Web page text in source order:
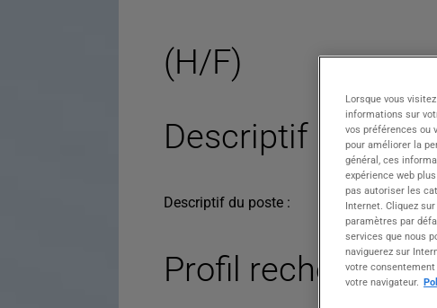
(H/F)
Descriptif du
Descriptif du poste :
Profil recherché
Lorsque vous
informations sur
vos préférences ou
pour améliorer la
général, ces
expérience web
pas autoriser les
Internet. Cliquez
paramètres par
services que nous
naviguerez sur
votre
votre navigateur.